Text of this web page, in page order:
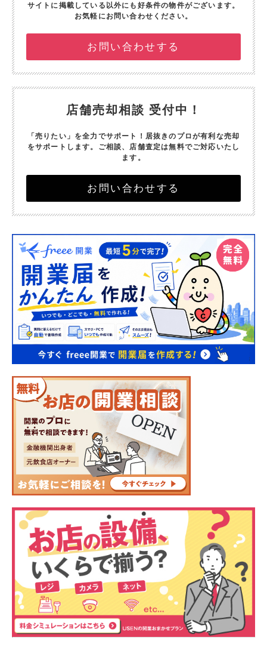
サイトに掲載している以外にも好条件の物件がございます。
お気軽にお問い合わせください。
お問い合わせする
店舗売却相談 受付中！
「売りたい」を全力でサポート！ 居抜きのプロが有利な売却
をサポートします。 ご相談、店舗査定は無料でご対応いたし
ます。
お問い合わせする